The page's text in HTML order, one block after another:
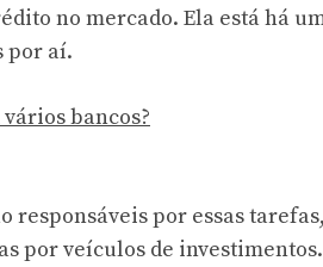
no mercado. Ela está há
por aí.
bancos?
responsáveis por essas
por veículos de